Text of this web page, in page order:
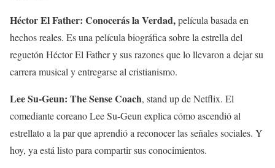
Héctor El Father: Conocerás la Verdad,película basada en
hechos reales. Es una película biográfica sobre la estrella del
reguetón Héctor El Father y sus razones que lo llevaron a dejar su
carrera musical y entregarse al cristianismo.
Lee Su-Geun: The Sense Coach, stand up de Netflix. El
comediante coreano Lee Su-Geun explica cómo ascendió al
estrellato a la par que aprendió a reconocer las señales sociales. Y
hoy, ya está listo para compartir sus conocimientos.